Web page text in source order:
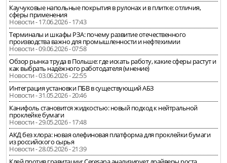
Каучуковые напольные покрытия в рулонах и в плитке: отличия,
сферы применения
Новости - 17.06.2026 - 17:43
Терминалы и шкафы РЗА: почему развитие отечественного
производства важно для промышленности и нефтехимии
Новости - 09.06.2026 - 07:58
Обзор рынка труда в Польше: где искать работу, какие сферы растут и
как выбрать надёжного работодателя (мнение)
Новости - 03.06.2026 - 22:55
Интеграция установки ПБВ в существующий АБЗ
Новости - 31.05.2026 - 20:46
Канифоль становится жидкостью: новый подход к нейтральной
проклейке бумаги
Новости - 29.05.2026 - 17:48
АКД без хлора: новая олефиновая платформа для проклейки бумаги
из российского сырья
Новости - 28.05.2026 - 21:39